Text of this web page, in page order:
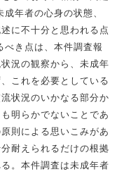
年者の心身の状態、
に不十分と思われる点
べき点は、本件調査報
況の観察から、未成年
これを必要としている
状況のいかなる部分か
明らかでないことであ
則による思いこみがあ
耐えられるだけの根拠
。本件調査は未成年者